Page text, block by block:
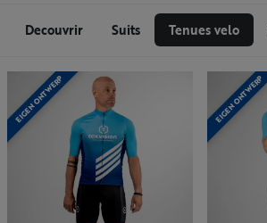
Decouvrir Suits Tenues velo
EIGEN ONTWERP EIGEN ONTWERP